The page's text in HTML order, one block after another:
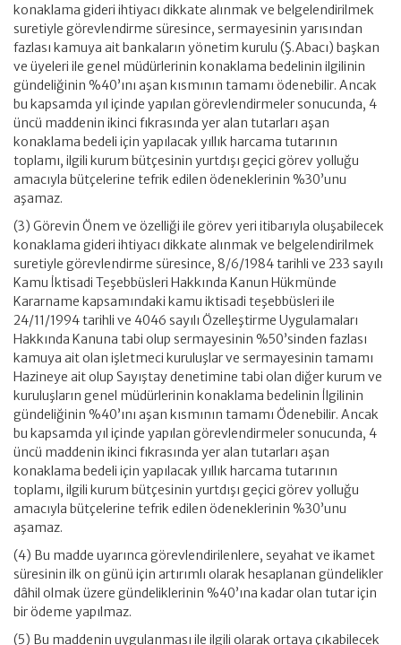
konaklama gideri ihtiyacı dikkate alınmak ve belgelendirilmek
suretiyle görevlendirme süresince, sermayesinin yarısından
fazlası kamuya ait bankaların yönetim kurulu (Ş.Abacı) başkan
ve üyeleri ile genel müdürlerinin konaklama bedelinin ilgilinin
gündeliğinin %40’ını aşan kısmının tamamı ödenebilir. Ancak
bu kapsamda yıl içinde yapılan görevlendirmeler sonucunda, 4
üncü maddenin ikinci fıkrasında yer alan tutarları aşan
konaklama bedeli için yapılacak yıllık harcama tutarının
toplamı, ilgili kurum bütçesinin yurtdışı geçici görev yolluğu
amacıyla bütçelerine tefrik edilen ödeneklerinin %30’unu
aşamaz.
(3) Görevin Önem ve özelliği ile görev yeri itibarıyla oluşabilecek
konaklama gideri ihtiyacı dikkate alınmak ve belgelendirilmek
suretiyle görevlendirme süresince, 8/6/1984 tarihli ve 233 sayılı
Kamu İktisadi Teşebbüsleri Hakkında Kanun Hükmünde
Kararname kapsamındaki kamu iktisadi teşebbüsleri ile
24/11/1994 tarihli ve 4046 sayılı Özelleştirme Uygulamaları
Hakkında Kanuna tabi olup sermayesinin %50’sinden fazlası
kamuya ait olan işletmeci kuruluşlar ve sermayesinin tamamı
Hazineye ait olup Sayıştay denetimine tabi olan diğer kurum ve
kuruluşların genel müdürlerinin konaklama bedelinin İlgilinin
gündeliğinin %40’ını aşan kısmının tamamı Ödenebilir. Ancak
bu kapsamda yıl içinde yapılan görevlendirmeler sonucunda, 4
üncü maddenin ikinci fıkrasında yer alan tutarları aşan
konaklama bedeli için yapılacak yıllık harcama tutarının
toplamı, ilgili kurum bütçesinin yurtdışı geçici görev yolluğu
amacıyla bütçelerine tefrik edilen ödeneklerinin %30’unu
aşamaz.
(4) Bu madde uyarınca görevlendirilenlere, seyahat ve ikamet
süresinin ilk on günü için artırımlı olarak hesaplanan gündelikler
dâhil olmak üzere gündeliklerinin %40’ına kadar olan tutar için
bir ödeme yapılmaz.
(5) Bu maddenin uygulanması ile ilgili olarak ortaya çıkabilecek